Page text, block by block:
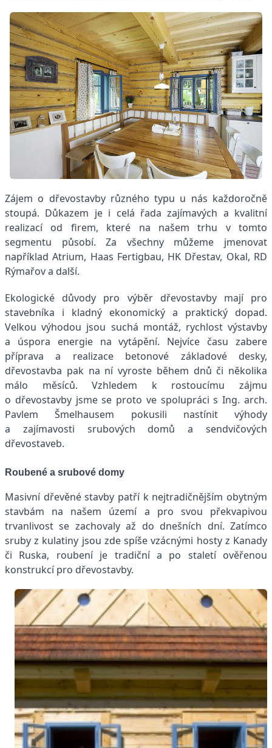
Zájem o dřevostavby různého typu u nás každoročně
stoupá. Důkazem je i celá řada zajímavých a kvalitní
realizací od firem, které na našem trhu v tomto
segmentu působí. Za všechny můžeme jmenovat
například Atrium, Haas Fertigbau, HK Dřestav, Okal, RD
Rýmařov a další.
Ekologické důvody pro výběr dřevostavby mají pro
stavebníka i kladný ekonomický a praktický dopad.
Velkou výhodou jsou suchá montáž, rychlost výstavby
a úspora energie na vytápění. Nejvíce času zabere
příprava a realizace betonové základové desky,
dřevostavba pak na ní vyroste během dnů či několika
málo měsíců. Vzhledem k rostoucímu zájmu
o dřevostavby jsme se proto ve spolupráci s Ing. arch.
Pavlem Šmelhausem pokusili nastínit výhody
a zajímavosti srubových domů a sendvičových
dřevostaveb.
Roubené a srubové domy
Masivní dřevěné stavby patří k nejtradičnějším obytným
stavbám na našem území a pro svou překvapivou
trvanlivost se zachovaly až do dnešních dní. Zatímco
sruby z kulatiny jsou zde spíše vzácnými hosty z Kanady
či Ruska, roubení je tradiční a po staletí ověřenou
konstrukcí pro dřevostavby.